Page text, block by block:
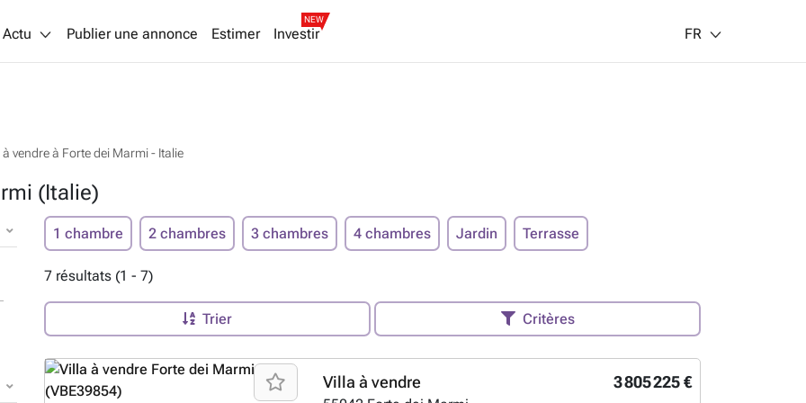
Actu Publier une annonce Estimer Investir
NEW
FR
vendre à Forte dei Marmi - Italie
(Italie)
1 chambre 2 chambres 3 chambres 4 chambres Jardin Terrasse
7 résultats (1 - 7)
Trier Critères
3 805 225 €
Villa à vendre